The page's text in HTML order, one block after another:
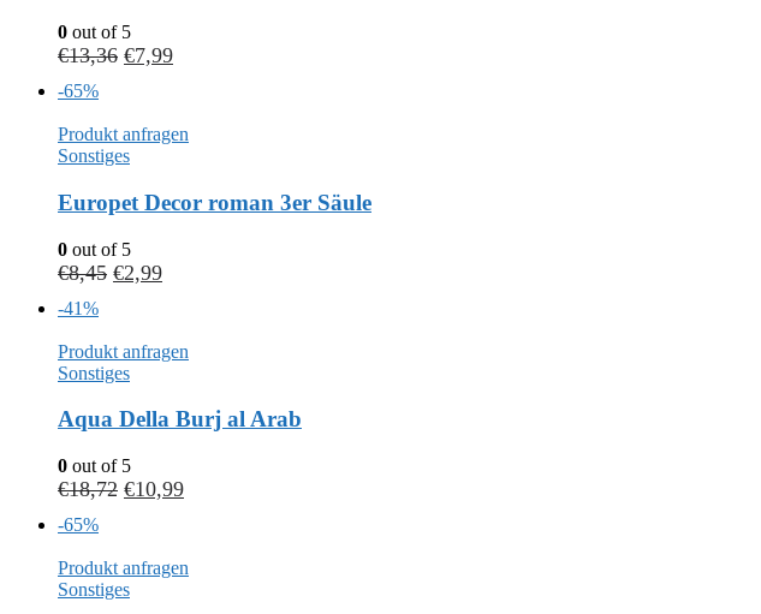
0 out of 5
€13,36 €7,99
-65%
Produkt anfragen
Sonstiges
Europet Decor roman 3er Säule
0 out of 5
€8,45 €2,99
-41%
Produkt anfragen
Sonstiges
Aqua Della Burj al Arab
0 out of 5
€18,72 €10,99
-65%
Produkt anfragen
Sonstiges